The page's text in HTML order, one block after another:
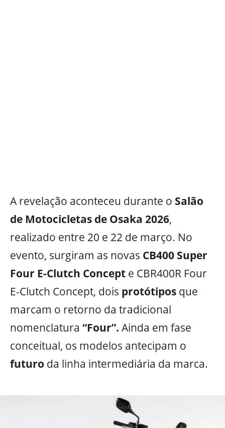
A revelação aconteceu durante o Salão
de Motocicletas de Osaka 2026,
realizado entre 20 e 22 de março. No
evento, surgiram as novas CB400 Super
Four E-Clutch Concept e CBR400R Four
E-Clutch Concept, dois protótipos que
marcam o retorno da tradicional
nomenclatura “Four”. Ainda em fase
conceitual, os modelos antecipam o
futuro da linha intermediária da marca.